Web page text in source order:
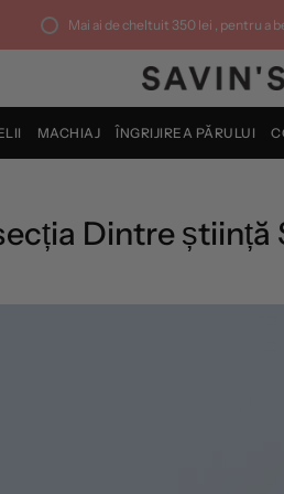
Mai ai de cheltuit 350 lei , pentru a
MACHIAJ ÎNGRIJIREA PĂRULUI
Dintre știință